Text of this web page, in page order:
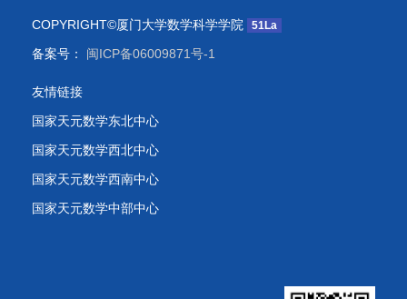
COPYRIGHT©厦门大学数学科学学院
51La
备案号： 闽ICP备06009871号-1
友情链接
国家天元数学东北中心
国家天元数学西北中心
国家天元数学西南中心
国家天元数学中部中心